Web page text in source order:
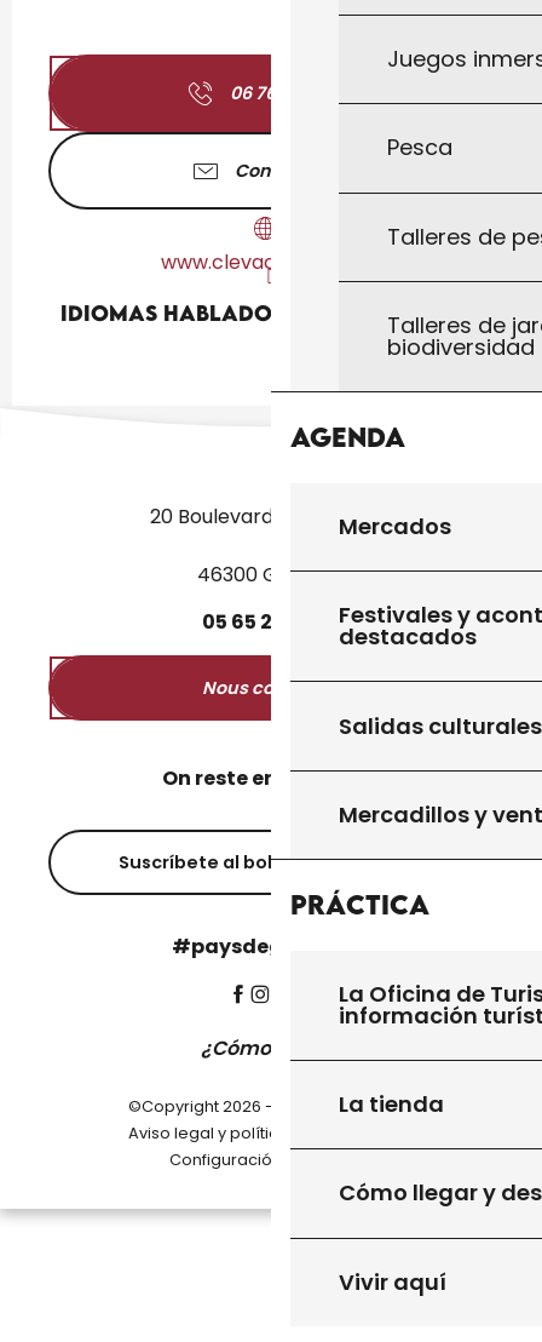
Juegos
Pesca
Talleres de
Talleres de
biodiversidad
Agenda
Mercados
Festivales y
destacados
Salidas culturales
Mercadillos y
Práctica
La Oficina de
información
La tienda
Cómo llegar y
Vivir aquí
06 76 20 42
Contáctenos
www.clevacances.com
Idiomas hablados
Idiomas hablados
20 Boulevard des Martyrs
46300 Gourdon
05 65 27 50
Nous contacter
On reste en contact ?
Suscríbete al boletín informativo
#paysdegourdon !
¿Cómo llegar?
©Copyright 2026 - Pays de Gourdon
Aviso legal y política de privacidad
Configuración de cookies